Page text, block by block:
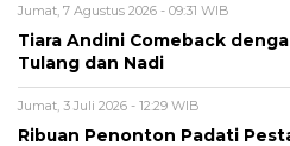
Jumat, 7 Agustus 2026 - 09:31 WIB
Tiara Andini Comeback
Tulang dan Nadi
Jumat, 3 Juli 2026 - 12:29 WIB
Ribuan Penonton Padati